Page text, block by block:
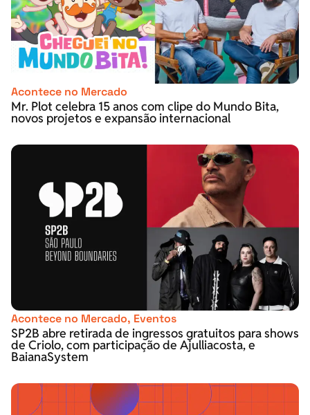
Acontece no Mercado
Mr. Plot celebra 15 anos com clipe do Mundo Bita,
novos projetos e expansão internacional
Acontece no Mercado, Eventos
SP2B abre retirada de ingressos gratuitos para shows
de Criolo, com participação de Ajulliacosta, e
BaianaSystem